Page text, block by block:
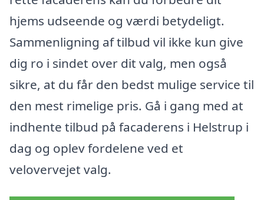
hjems udseende og værdi betydeligt.
Sammenligning af tilbud vil ikke kun give
dig ro i sindet over dit valg, men også
sikre, at du får den bedst mulige service til
den mest rimelige pris. Gå i gang med at
indhente tilbud på facaderens i Helstrup i
dag og oplev fordelene ved et
velovervejet valg.